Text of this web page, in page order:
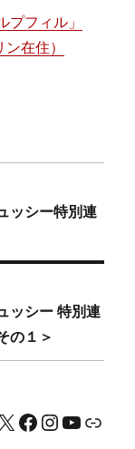
プフィル」
在住）
ッシー特別連
ッシー 特別連
の１＞
Facebook
Instagram
公式HP